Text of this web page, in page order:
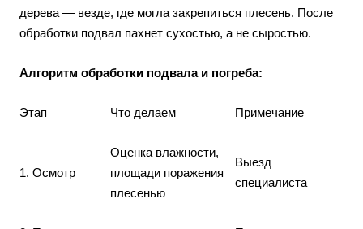
дерева — везде, где могла закрепиться плесень. После
обработки подвал пахнет сухостью, а не сыростью.
Алгоритм обработки подвала и погреба:
Этап Что делаем Примечание
1. Осмотр
Оценка влажности,
площади поражения
плесенью
Выезд
специалиста